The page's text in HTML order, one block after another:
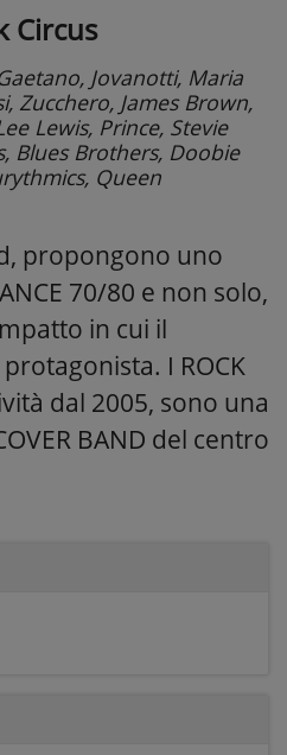
Circus
Jovanotti, Maria
Zucchero, James Brown,
Lewis, Prince, Stevie
Blues Brothers, Doobie
Queen
propongono uno
70/80 e non solo,
in cui il
I ROCK
dal 2005, sono una
BAND del centro